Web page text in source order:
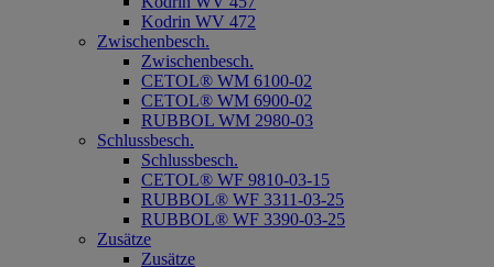
Kodrin WV 472
Zwischenbesch.
Zwischenbesch.
CETOL® WM 6100-02
CETOL® WM 6900-02
RUBBOL WM 2980-03
Schlussbesch.
Schlussbesch.
CETOL® WF 9810-03-15
RUBBOL® WF 3311-03-25
RUBBOL® WF 3390-03-25
Zusätze
Zusätze